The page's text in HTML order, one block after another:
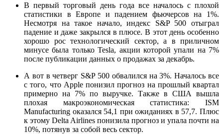
В первый торговый день года все началось с плохой
статистики в Европе и падением фьючерсов на 1%.
Несмотря на такое начало, индекс S&P 500 отыграл
падение и даже закрылся в плюсе. В этот день особенно
хорошо рос технологический сектор, а в приличном
минусе была только Tesla, акции которой упали на 7%
после публикации данных о продажах за декабрь.
А вот в четверг S&P 500 обвалился на 3%. Началось все
с того, что Apple понизил прогноз на прошлый квартал
примерно на 7% по выручке. Также в США вышла
плохая макроэкономическая статистика: ISM
Manufacturing оказался 54,1 при ожиданиях в 57,7. Плюс
к этому Delta Airlines понизила прогноз и упала почти на
10%, потянув за собой весь сектор.